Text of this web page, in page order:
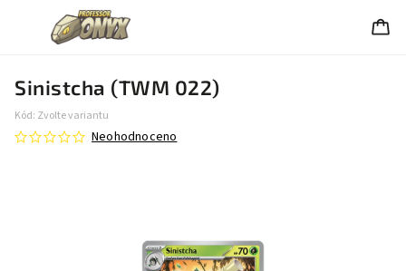
Sinistcha (TWM 022)
Kód: Zvolte variantu
Neohodnoceno